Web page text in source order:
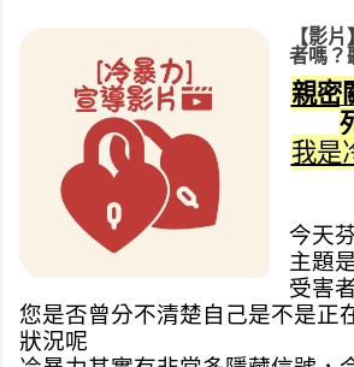
【影
者嗎？
親密
我是
今天
主題
受害
您是否曾分不清楚自己是不是正
狀況呢